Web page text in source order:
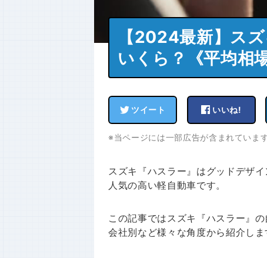
【2024最新】ス
いくら？《平均相
ツイート いいね!
※当ページには一部広告が含まれています
スズキ『ハスラー』はグッドデザ
人気の高い軽自動車です。
この記事ではスズキ『ハスラー』
会社別など様々な角度から紹介しま